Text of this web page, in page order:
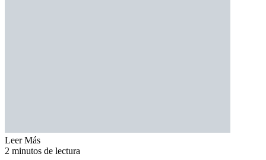
Leer Más
2 minutos de lectura